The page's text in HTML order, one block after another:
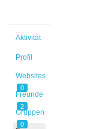
Aktivität
Profil
Websites
0
Freunde
2
Gruppen
0